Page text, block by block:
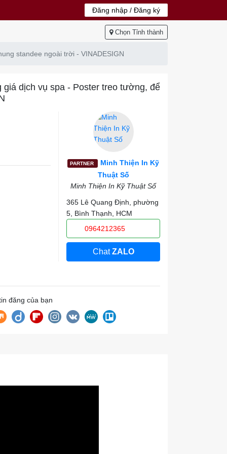
Đăng nhập / Đăng ký
Chọn Tỉnh thành
standee ngoài trời - VINADESIGN
dịch vụ spa - Poster treo tường, để
PARTNER
Minh Thiện In Kỹ
Thuật Số
Minh Thiện In Kỹ Thuật Số
365 Lê Quang Định, phường
5, Bình Thạnh, HCM
0964212365
ChatZALO
đăng của bạn